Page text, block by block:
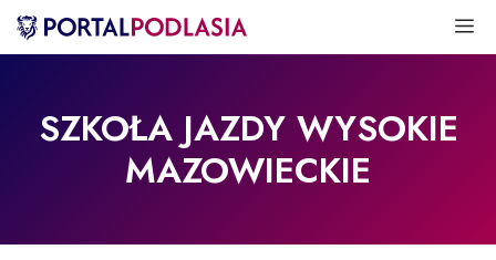
Przejdź
SZKOŁA JAZDY WYSOKIE
MAZOWIECKIE